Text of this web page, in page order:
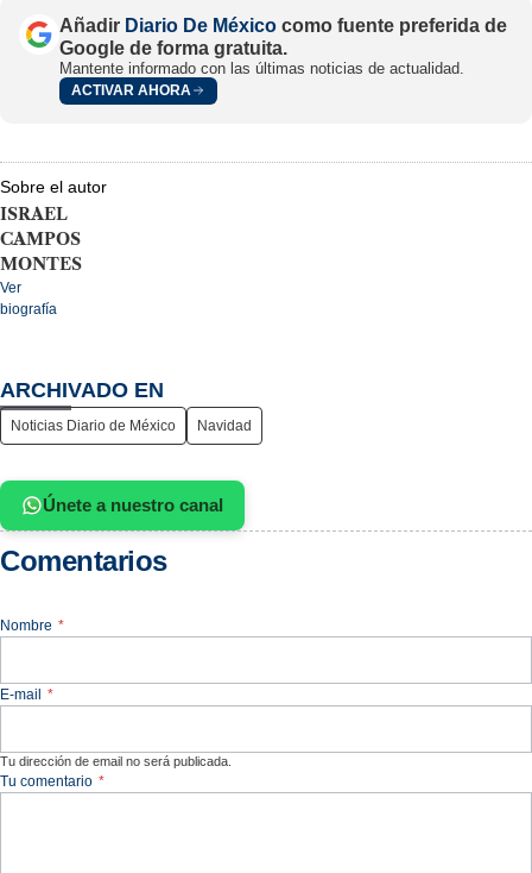
Añadir Diario De México como fuente preferida de
Google de forma gratuita.
Mantente informado con las últimas noticias de actualidad.
ACTIVAR AHORA
Sobre el autor
ISRAEL
CAMPOS
MONTES
Ver
biografía
ARCHIVADO EN
Noticias Diario de México Navidad
Únete a nuestro canal
Comentarios
Nombre *
E-mail *
Tu dirección de email no será publicada.
Tu comentario *